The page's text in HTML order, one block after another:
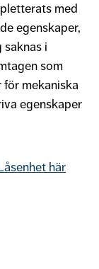
med
egenskaper,
i
som
mekaniska
egenskaper
här